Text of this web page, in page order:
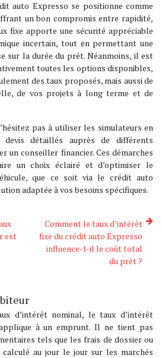
auto Expresso se positionne comme
un bon compromis entre rapidité,
fixe apporte une sécurité appréciable
incertain, tout en permettant une
sur la durée du prêt. Néanmoins, il est
toutes les options disponibles,
des taux proposés, mais aussi de
de vos projets à long terme et de
pas à utiliser les simulateurs en
détaillés auprès de différents
un conseiller financier. Ces démarches
un choix éclairé et d’optimiser le
que ce soit via le crédit auto
adaptée à vos besoins spécifiques.
est
Comment le taux d’intérêt
fixe du crédit auto Expresso
influence-t-il le coût total
du prêt ?
d’intérêt nominal, le taux d’intérêt
à un emprunt. Il ne tient pas
tels que les frais de dossier ou
calculé au jour le jour sur les marchés